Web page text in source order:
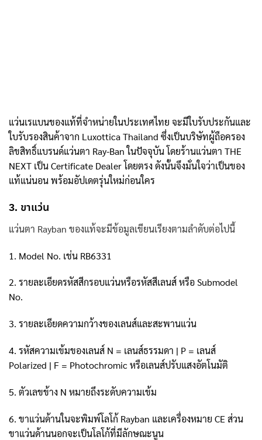
แว่นเรแบนของแท้ที่จำหน่ายในประเทศไทย จะมีใบรับประกันและ
ใบรับรองสินค้าจาก Luxottica Thailand ซึ่งเป็นบริษัทผู้ถือครอง
ลิขสิทธิ์แบรนด์แว่นตา Ray-Ban ในปัจจุบัน โดยร้านแว่นตา THE
NEXT เป็น Certificate Dealer โดยตรง ดังนั้นจึงมั่นใจว่าเป็นของ
แท้แน่นอน พร้อมอัปเดตรุ่นใหม่ก่อนใคร
3. ขาแว่น
แว่นตา Rayban ของแท้จะมีข้อมูลเขียนเรียงตามลำดับต่อไปนี้
1. Model No. เช่น RB6331
2. รายละเอียดรหัสสีกรอบแว่นหรือรหัสสีเลนส์ หรือ Submodel
No.
3. รายละเอียดความกว้างของเลนส์และสะพานแว่น
4. รหัสความเข้มของเลนส์ N = เลนส์ธรรมดา | P = เลนส์
Polarized | F = Photochromic หรือเลนส์ปรับแสงอัตโนมัติ
5. ตัวเลขข้าง N หมายถึงระดับความเข้ม
6. ขาแว่นด้านในจะพิมพ์โลโก้ Rayban และเครื่องหมาย CE ส่วน
ขาแว่นด้านนอกจะเป็นโลโก้ที่มีลักษณะนูน